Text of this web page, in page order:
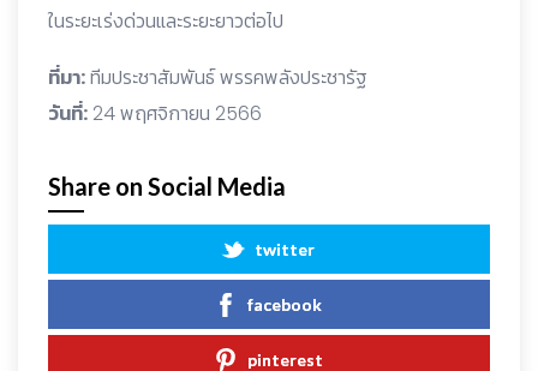
ในระยะเร่งด่วนและระยะยาวต่อไป
ที่มา:ทีมประชาสัมพันธ์ พรรคพลังประชารัฐ
วันที่: 24 พฤศจิกายน 2566
Share on Social Media
twitter
facebook
pinterest